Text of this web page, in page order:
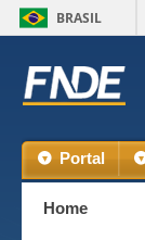
BRASIL
Portal
Home